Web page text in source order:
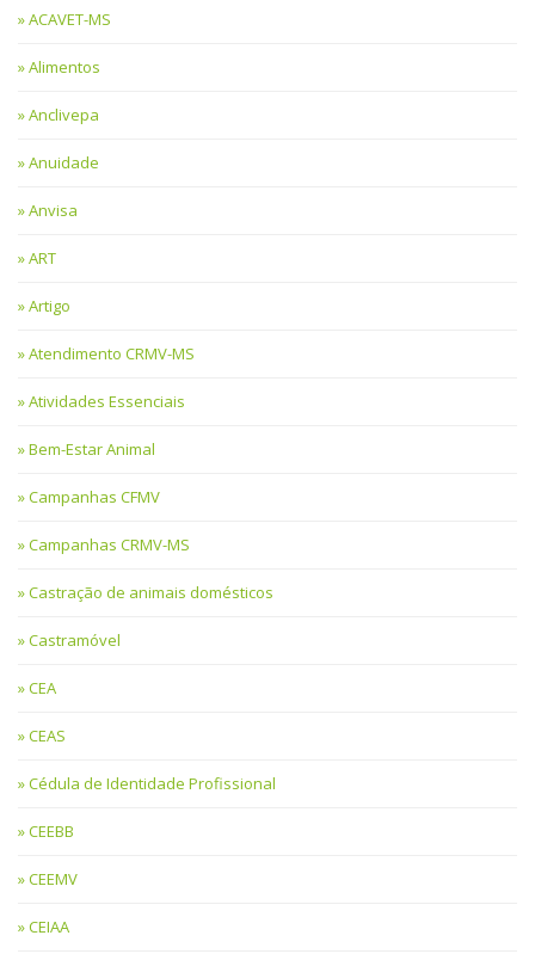
ACAVET-MS
Alimentos
Anclivepa
Anuidade
Anvisa
ART
Artigo
Atendimento CRMV-MS
Atividades Essenciais
Bem-Estar Animal
Campanhas CFMV
Campanhas CRMV-MS
Castração de animais domésticos
Castramóvel
CEA
CEAS
Cédula de Identidade Profissional
CEEBB
CEEMV
CEIAA